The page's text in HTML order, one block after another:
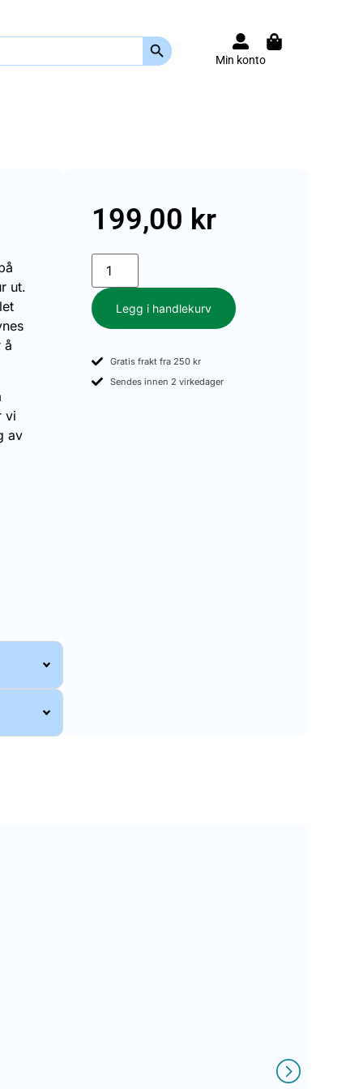
Search Button
Min konto
ut.
å
vi
av
199,00 kr
Legg i handlekurv
Gratis frakt fra 250 kr
Sendes innen 2 virkedager